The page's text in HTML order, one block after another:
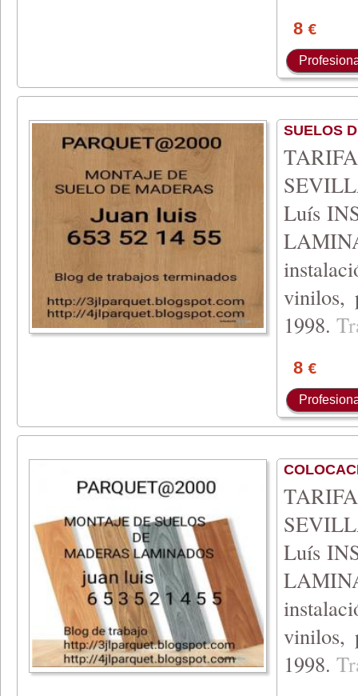
8 €
SUELOS
Luís
vinilos,
1998. T
8 €
Luís
vinilos,
1998. T